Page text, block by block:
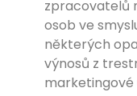
zpracovatelů
osob ve
některých
výnosů z